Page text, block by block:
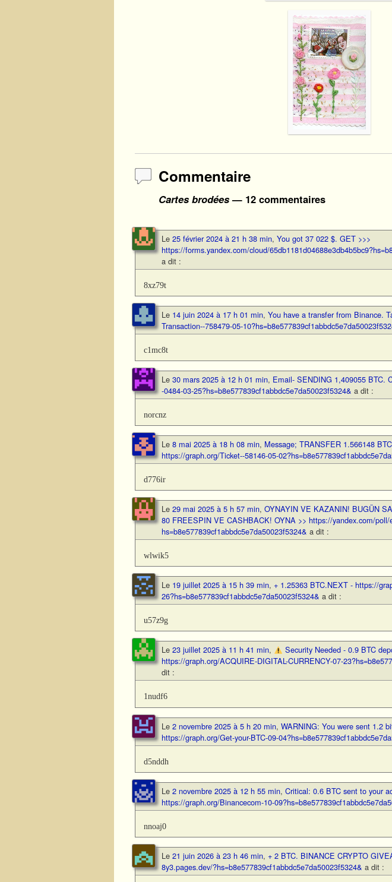
Commentaire
Cartes brodées— 12 commentaires
Le 25 février 2024 à 21 h 38 min, You got 37 022 $. GЕТ >>>
https://forms.yandex.com/cloud/
a dit :
8xz79t
Le 14 juin 2024 à 17 h 01 min, You have a transfer from Binance.
Transaction--758479-05-
c1mc8t
Le 30 mars 2025 à 12 h 01 min, Email- SENDING 1,409055 BTC.
-0484-03-25?hs=b8e577839cf1abbdc5e7da50023f5324& a dit :
norcnz
Le 8 mai 2025 à 18 h 08 min, Message; TRANSFER 1.566148
https://graph.org/Ticket--58146-05-
d776ir
Le 29 mai 2025 à 5 h 57 min, OYNAYIN VE KAZANIN! BUGÜN
80 FREESPIN VE CASHBACK! OYNA >> https://yandex.com/
hs=b8e577839cf1abbdc5e7da50023f5324& a dit :
wlwik5
Le 19 juillet 2025 à 15 h 39 min, + 1.25363 BTC.NEXT - https://
26?hs=b8e577839cf1abbdc5e7da50023f5324& a dit :
u57z9g
Le 23 juillet 2025 à 11 h 41 min,
Security Needed - 0.9 BTC
https://graph.org/ACQUIRE-DIGITAL-CURRENCY-07-
dit :
1nudf6
Le 2 novembre 2025 à 5 h 20 min, WARNING: You were sent 1.2
https://graph.org/Get-your-BTC-09-
d5nddh
Le 2 novembre 2025 à 12 h 55 min, Critical: 0.6 BTC sent to your
https://graph.org/Binancecom-10-
nnoaj0
Le 21 juin 2026 à 23 h 46 min, + 2 BTC. BINANCE CRYPTO
8y3.pages.dev/?hs=b8e577839cf1abbdc5e7da50023f5324& a dit :